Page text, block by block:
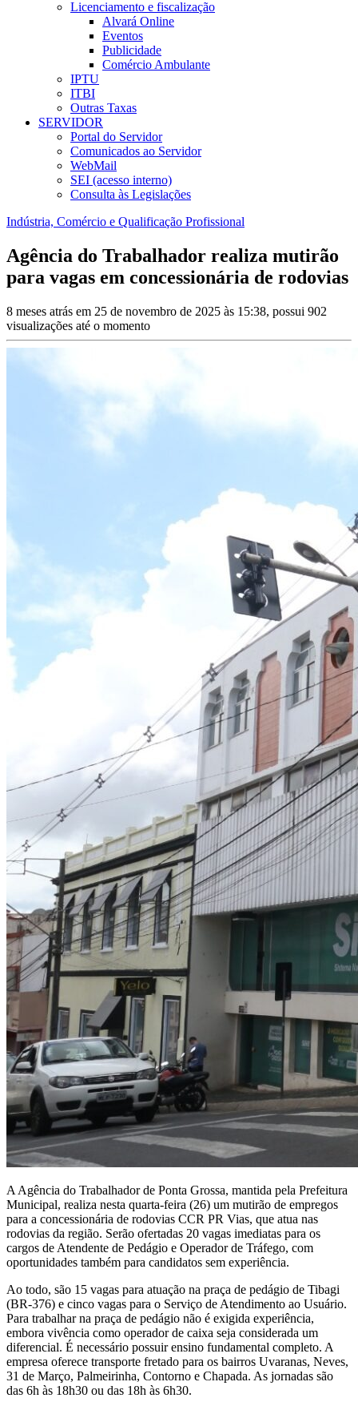
Licenciamento e fiscalização
Alvará Online
Eventos
Publicidade
Comércio Ambulante
IPTU
ITBI
Outras Taxas
SERVIDOR
Portal do Servidor
Comunicados ao Servidor
WebMail
SEI (acesso interno)
Consulta às Legislações
Indústria, Comércio e Qualificação Profissional
Agência do Trabalhador realiza mutirão
para vagas em concessionária de rodovias
8 meses atrás em 25 de novembro de 2025 às 15:38, possui 902
visualizações até o momento
A Agência do Trabalhador de Ponta Grossa, mantida pela Prefeitura
Municipal, realiza nesta quarta-feira (26) um mutirão de empregos
para a concessionária de rodovias CCR PR Vias, que atua nas
rodovias da região. Serão ofertadas 20 vagas imediatas para os
cargos de Atendente de Pedágio e Operador de Tráfego, com
oportunidades também para candidatos sem experiência.
Ao todo, são 15 vagas para atuação na praça de pedágio de Tibagi
(BR-376) e cinco vagas para o Serviço de Atendimento ao Usuário.
Para trabalhar na praça de pedágio não é exigida experiência,
embora vivência como operador de caixa seja considerada um
diferencial. É necessário possuir ensino fundamental completo. A
empresa oferece transporte fretado para os bairros Uvaranas, Neves,
31 de Março, Palmeirinha, Contorno e Chapada. As jornadas são
das 6h às 18h30 ou das 18h às 6h30.